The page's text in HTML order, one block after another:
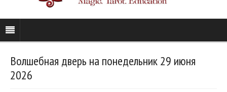
Волшебная дверь на понедельник 29 июня
2026